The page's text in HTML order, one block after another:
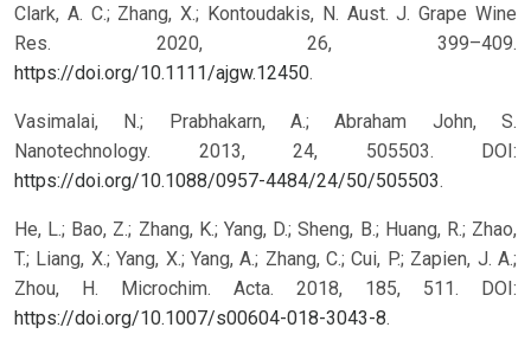
Clark, A. C.; Zhang, X.; Kontoudakis, N. Aust. J. Grape Wine
Res. 2020, 26, 399–409.
https://doi.org/10.1111/ajgw.12450.
Vasimalai, N.; Prabhakarn, A.; Abraham John, S.
Nanotechnology. 2013, 24, 505503. DOI:
https://doi.org/10.1088/0957-4484/24/50/505503.
He, L.; Bao, Z.; Zhang, K.; Yang, D.; Sheng, B.; Huang, R.; Zhao,
T.; Liang, X.; Yang, X.; Yang, A.; Zhang, C.; Cui, P.; Zapien, J. A.;
Zhou, H. Microchim. Acta. 2018, 185, 511. DOI:
https://doi.org/10.1007/s00604-018-3043-8.